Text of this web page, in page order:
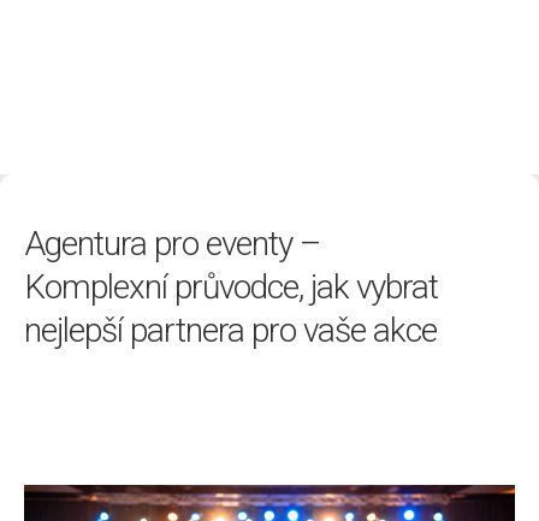
Agentura pro eventy –
Komplexní průvodce, jak vybrat
nejlepší partnera pro vaše akce